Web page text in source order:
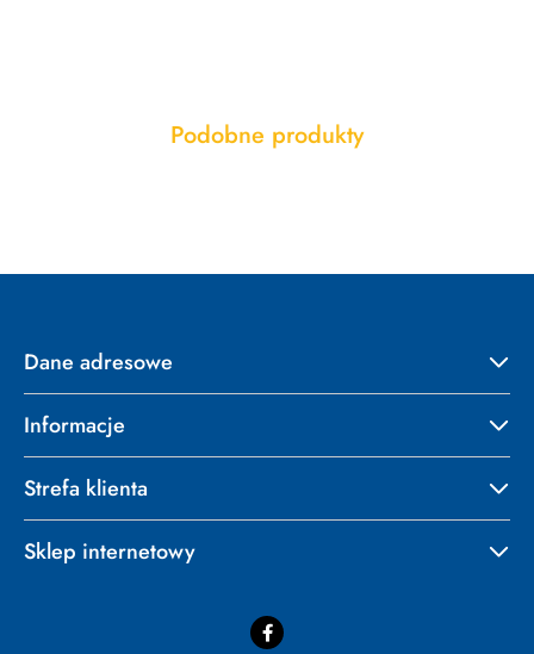
Pomiń karuzelę produktów
Produkty
Podobne produkty
Dane adresowe
Informacje
Strefa klienta
Sklep internetowy